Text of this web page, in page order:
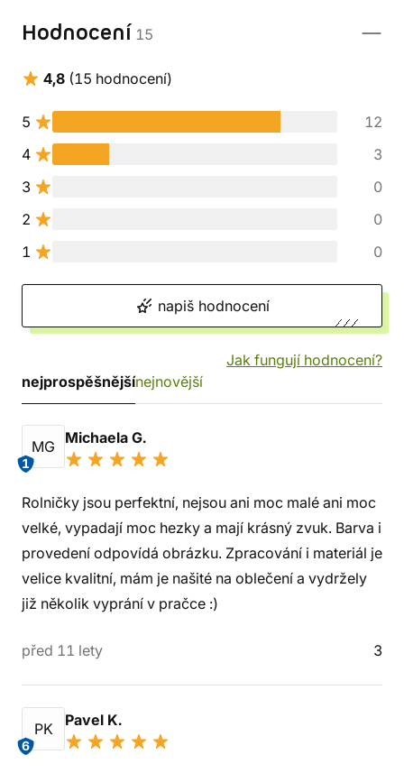
Hodnocení 15
4,8 (15 hodnocení)
5
12
4
3
3
0
2
0
1
0
napiš hodnocení
Jak fungují hodnocení?
nejprospěšnějšínejnovější
MG
1
Michaela G.
Rolničky jsou perfektní, nejsou ani moc malé ani moc
velké, vypadají moc hezky a mají krásný zvuk. Barva i
provedení odpovídá obrázku. Zpracování i materiál je
velice kvalitní, mám je našité na oblečení a vydržely
již několik vyprání v pračce :)
před 11 lety 3
PK
6
Pavel K.